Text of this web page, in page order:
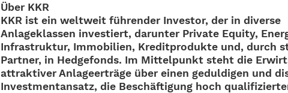
Über KKR
KKR ist ein welt­weit führender Inves­tor, der in diverse
Anla­ge­klas­sen inves­tiert, darun­ter Private Equity,
Infra­struk­tur, Immo­bi­lien, Kredit­pro­dukte und, durch
Part­ner, in Hedge­fonds. Im Mittel­punkt steht die
attrak­ti­ver Anlageerträge über einen gedul­di­gen und
Invest­ment­an­satz, die Beschäftigung hoch